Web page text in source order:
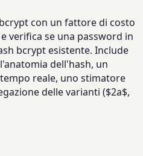
con un fattore di costo
verifica se una password in
bcrypt esistente. Include
dell'hash, un
reale, uno stimatore
delle varianti ($2a$,